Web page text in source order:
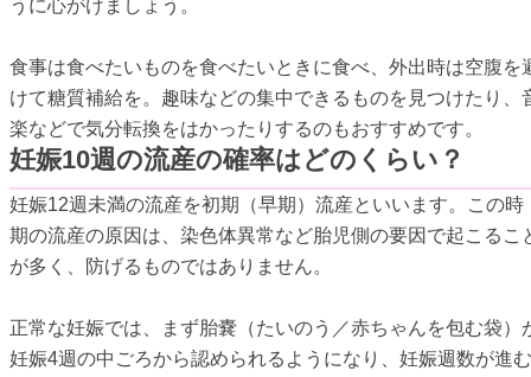
うに心がけましょう。
食事は食べたいものを食べたいときに食べ、外出時は空腹を
けて糖質補給を。趣味などの集中できるものを見つけたり、
楽などで気分転換をはかったりするのもおすすめです。
妊娠10週の流産の確率はどのくらい？
妊娠12週未満の流産を初期（早期）流産といいます。この時
期の流産の原因は、染色体異常など胎児側の要因で起こるこ
が多く、防げるものではありません。
正常な妊娠では、まず胎嚢（たいのう／赤ちゃんを包む袋）
妊娠4週の中ごろから認められるようになり、妊娠週数が進む